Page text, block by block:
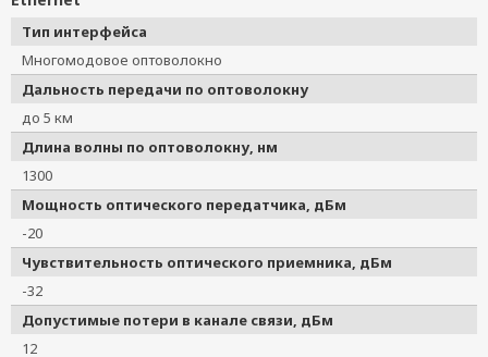
Тип интерфейса
Многомодовое оптоволокно
Дальность передачи по оптоволокну
до 5 км
Длина волны по оптоволокну, нм
1300
Мощность оптического передатчика, дБм
-20
Чувствительность оптического приемника, дБм
-32
Допустимые потери в канале связи, дБм
12